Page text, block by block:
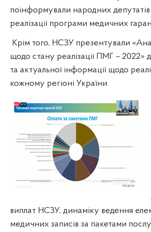
поінформували народних
реалізації програми медичних
Крім того, НСЗУ презентували
щодо стану реалізації ПМГ – 2022»
та актуальної інформації щодо
кожному регіоні України.
виплат НСЗУ, динаміку ведення
медичних записів за пакетами